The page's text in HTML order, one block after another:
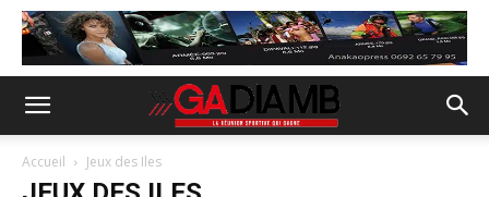
Accueil Jeux des Iles